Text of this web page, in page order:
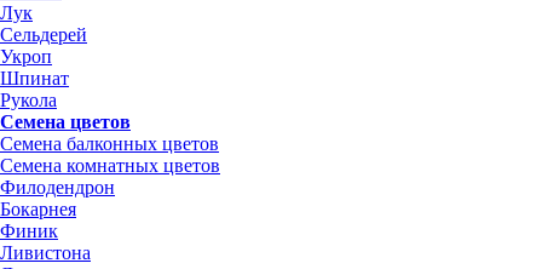
Лук
Сельдерей
Укроп
Шпинат
Рукола
Семена цветов
Семена балконных цветов
Семена комнатных цветов
Филодендрон
Бокарнея
Финик
Ливистона